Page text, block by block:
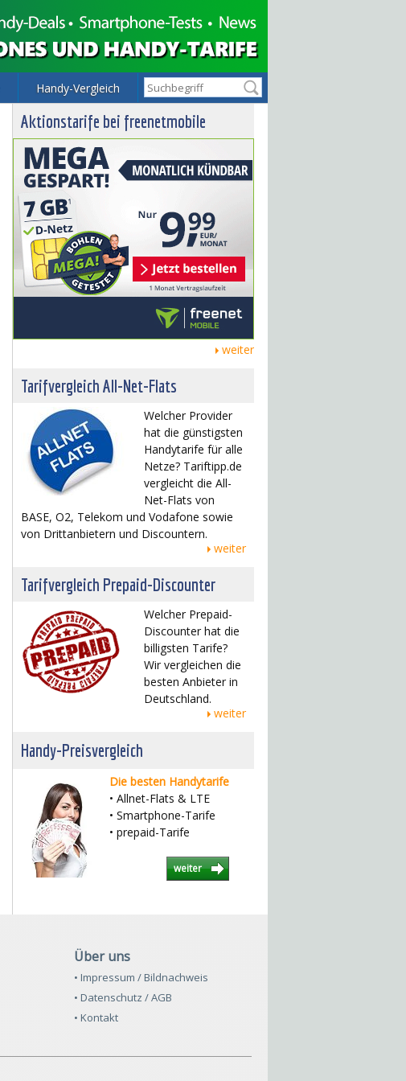
Handy-Vergleich
Aktionstarife bei freenetmobile
weiter
Tarifvergleich All-Net-Flats
Welcher Provider
hat die günstigsten
Handytarife für alle
Netze? Tariftipp.de
vergleicht die All-
Net-Flats von
BASE, O2, Telekom und Vodafone sowie
von Drittanbietern und Discountern.
weiter
Tarifvergleich Prepaid-Discounter
Welcher Prepaid-
Discounter hat die
billigsten Tarife?
Wir vergleichen die
besten Anbieter in
Deutschland.
weiter
Handy-Preisvergleich
Die besten Handytarife
• Allnet-Flats & LTE
• Smartphone-Tarife
• prepaid-Tarife
weiter
Über uns
• Impressum / Bildnachweis
• Datenschutz / AGB
• Kontakt